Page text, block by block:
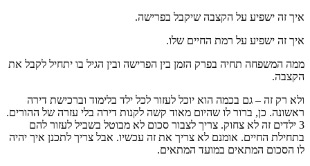
איך זה ישפיע על הקצבה שיקבל בפרישה.
איך זה ישפיע על רמת החיים שלו.
ממה המשפחה תחיה בפרק הזמן בין הפרישה ובין הגיל בו יתחיל לקבל את
הקצבה.
ולא רק זה – גם בכמה הוא יוכל לעזור לכל ילד בלימוד וברכישת דירה
ראשונה. כן, ברור לו שהיום מאוד קשה לקנות דירה בלי עזרה של ההורים.
3 ילדים זה לא צחוק. צריך לצבור סכום לא מבוטל בשביל לעזור להם
בתחילת החיים. אומנם לא צריך את זה עכשיו. אבל צריך לתכנן איך יהיה
לו הסכום המתאים במועד המתאים.